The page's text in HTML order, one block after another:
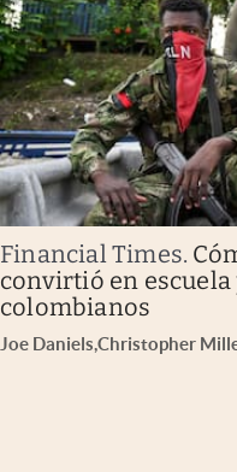
Financial Times.
convirtió en escuela
colombianos
Joe Daniels,Christopher